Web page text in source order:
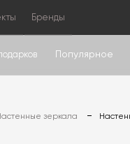
Бренды
Популярное
зеркала